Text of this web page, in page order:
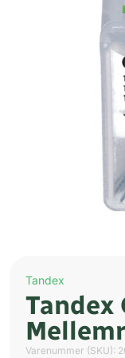
Tandex
Tandex
Varenummer (SKU):